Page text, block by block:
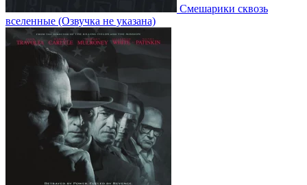
Смешарики сквозь
вселенные (Озвучка не указана)